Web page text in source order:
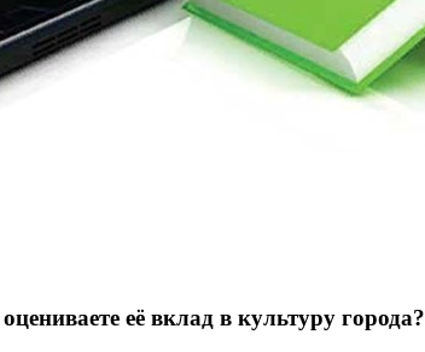
её вклад в культуру города?